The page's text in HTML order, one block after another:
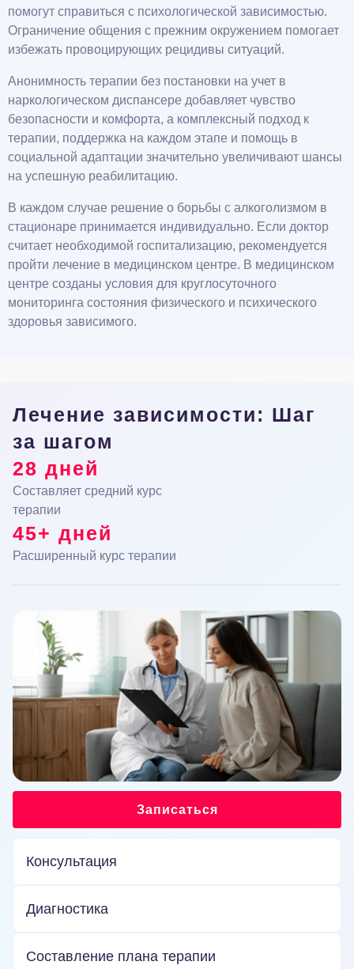
помогут справиться с психологической зависимостью.
Ограничение общения с прежним окружением помогает
избежать провоцирующих рецидивы ситуаций.
Анонимность терапии без постановки на учет в
наркологическом диспансере добавляет чувство
безопасности и комфорта, а комплексный подход к
терапии, поддержка на каждом этапе и помощь в
социальной адаптации значительно увеличивают шансы
на успешную реабилитацию.
В каждом случае решение о борьбы с алкоголизмом в
стационаре принимается индивидуально. Если доктор
считает необходимой госпитализацию, рекомендуется
пройти лечение в медицинском центре. В медицинском
центре созданы условия для круглосуточного
мониторинга состояния физического и психического
здоровья зависимого.
Лечение зависимости: Шаг
за шагом
28 дней
Составляет средний курс
терапии
45+ дней
Расширенный курс терапии
Консультация
Диагностика
Составление плана терапии
Записаться